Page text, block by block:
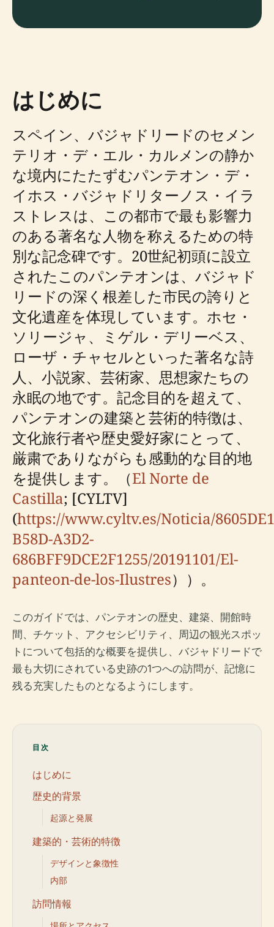
はじめに
スペイン、バジャドリードのセメン
テリオ・デ・エル・カルメンの静か
な境内にたたずむパンテオン・デ・
イホス・バジャドリターノス・イラ
ストレスは、この都市で最も影響力
のある著名​​な人物を称えるための特
別な記念碑です。20世紀初頭に設立
されたこのパンテオンは、バジャド
リードの深く根差した市民の誇りと
文化遺産を体現しています。ホセ・
ソリージャ、ミゲル・デリーベス、
ローザ・チャセルといった著名な詩
人、小説家、芸術家、思想家たちの
永眠の地です。記念目的を超えて、
パンテオンの建築と芸術的特徴は、
文化旅行者や歴史愛好家にとって、
厳粛でありながらも感動的な目的地
を提供します。（El Norte de
Castilla; [CYLTV]
(https://www.cyltv.es/Noticia/
B58D-A3D2-
686BFF9DCE2F1255/20191101/El-
panteon-de-los-Ilustres））。
このガイドでは、パンテオンの歴史、建築、開館時
間、チケット、アクセシビリティ、周辺の観光スポッ
トについて包括的な概要を提供し、バジャドリードで
最も大切にされている史跡の1つへの訪問が、記憶に
残る充実したものとなるようにします。
目次
はじめに
歴史的背景
起源と発展
建築的・芸術的特徴
デザインと象徴性
内部
訪問情報